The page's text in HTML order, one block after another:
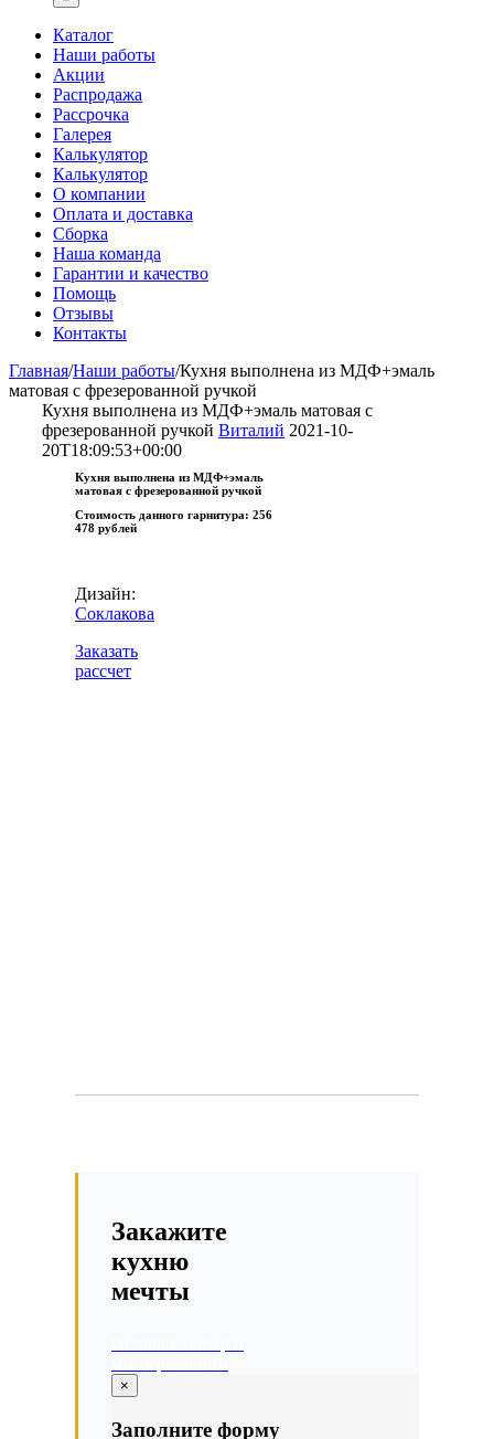
Каталог
Наши работы
Акции
Распродажа
Рассрочка
Галерея
Калькулятор
Калькулятор
О компании
Оплата и доставка
Сборка
Наша команда
Гарантии и качество
Помощь
Отзывы
Контакты
Главная/Наши работы/Кухня выполнена из МДФ+эмаль
матовая с фрезерованной ручкой
Кухня выполнена из МДФ+эмаль матовая с
фрезерованной ручкой Виталий 2021-10-
20T18:09:53+00:00
Кухня выполнена из МДФ+эмаль
матовая с фрезерованной ручкой
Стоимость данного гарнитура: 256
478 рублей
Дизайн:
Соклакова
Заказать
рассчет
Закажите
кухню
мечты
×
Заполните форму